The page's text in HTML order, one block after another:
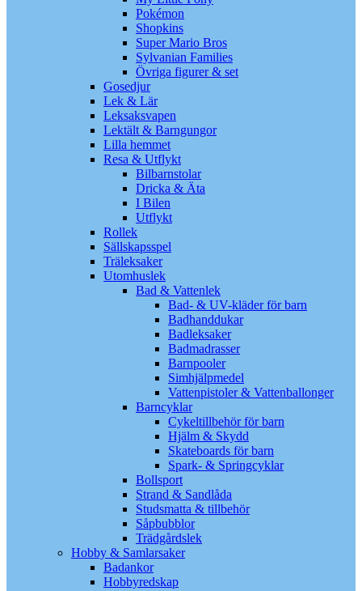
Pokémon
Shopkins
Super Mario Bros
Sylvanian Families
Övriga figurer & set
Gosedjur
Lek & Lär
Leksaksvapen
Lektält & Barngungor
Lilla hemmet
Resa & Utflykt
Bilbarnstolar
Dricka & Äta
I Bilen
Utflykt
Rollek
Sällskapsspel
Träleksaker
Utomhuslek
Bad & Vattenlek
Bad- & UV-kläder för barn
Badhanddukar
Badleksaker
Badmadrasser
Barnpooler
Simhjälpmedel
Vattenpistoler & Vattenballonger
Barncyklar
Cykeltillbehör för barn
Hjälm & Skydd
Skateboards för barn
Spark- & Springcyklar
Bollsport
Strand & Sandlåda
Studsmatta & tillbehör
Såpbubblor
Trädgårdslek
Hobby & Samlarsaker
Badankor
Hobbyredskap